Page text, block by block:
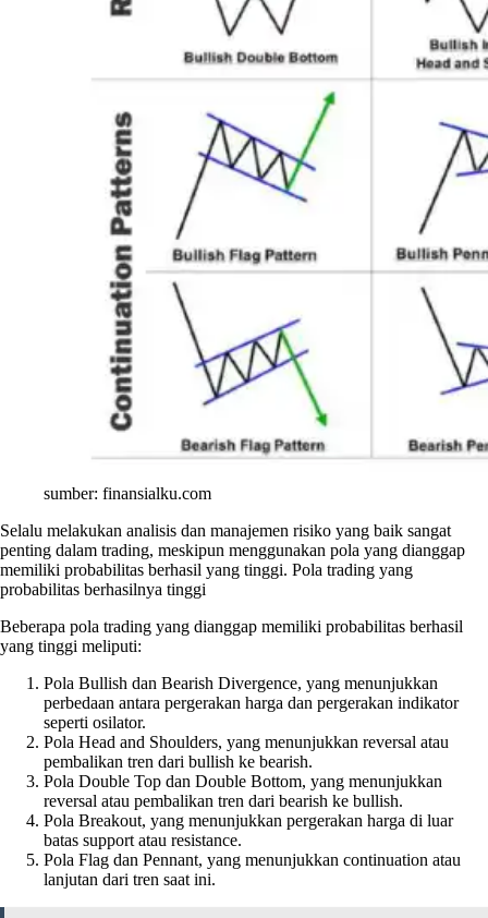
sumber: finansialku.com
Selalu melakukan analisis dan manajemen risiko yang baik sangat
penting dalam trading, meskipun menggunakan pola yang dianggap
memiliki probabilitas berhasil yang tinggi. Pola trading yang
probabilitas berhasilnya tinggi
Beberapa pola trading yang dianggap memiliki probabilitas berhasil
yang tinggi meliputi:
Pola Bullish dan Bearish Divergence, yang menunjukkan
perbedaan antara pergerakan harga dan pergerakan indikator
seperti osilator.
Pola Head and Shoulders, yang menunjukkan reversal atau
pembalikan tren dari bullish ke bearish.
Pola Double Top dan Double Bottom, yang menunjukkan
reversal atau pembalikan tren dari bearish ke bullish.
Pola Breakout, yang menunjukkan pergerakan harga di luar
batas support atau resistance.
Pola Flag dan Pennant, yang menunjukkan continuation atau
lanjutan dari tren saat ini.